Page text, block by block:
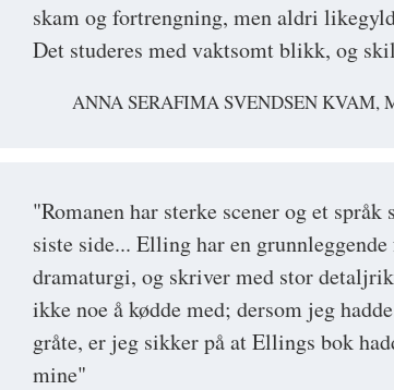
skam og fortrengning, men aldri
Det studeres med vaktsomt blikk, og
ANNA SERAFIMA SVENDSEN KVAM,
"Romanen har sterke scener og et
siste side... Elling har en
dramaturgi, og skriver med stor
ikke noe å kødde med; dersom jeg
gråte, er jeg sikker på at Ellings bok
mine"